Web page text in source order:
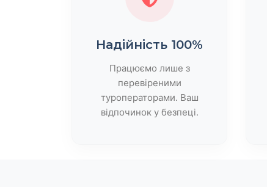
Надійність 100%
Працюємо лише з
перевіреними
туроператорами. Ваш
відпочинок у безпеці.